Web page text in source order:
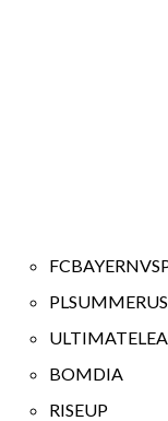
BOMDIA
RISEUP